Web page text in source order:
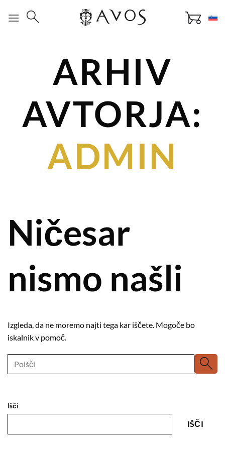
ARHIV
AVTORJA:
ADMIN
Ničesar
nismo našli
Izgleda, da ne moremo najti tega kar iščete. Mogoče bo
iskalnik v pomoč.
Išči
IŠČI